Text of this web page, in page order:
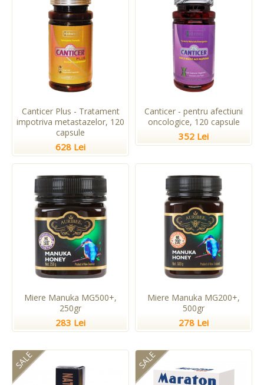
Canticer Plus - Tratament
impotriva metastazelor, 120
capsule
628 Lei
Canticer - pentru afectiuni
oncologice, 120 capsule
352 Lei
Miere Manuka MG500+,
250gr
283 Lei
Miere Manuka MG200+,
500gr
278 Lei
SALE SALE